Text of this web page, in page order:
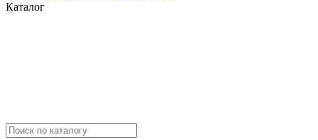
Каталог